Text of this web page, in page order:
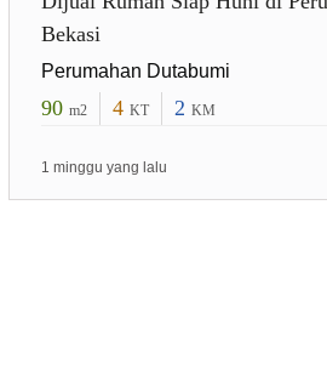
Bekasi
Perumahan Dutabumi
90 m2 4 KT 2 KM
1 minggu yang lalu